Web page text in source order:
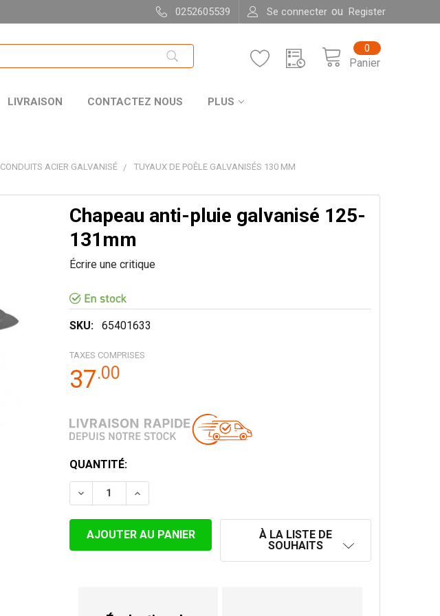
0252605539 Se connecter ou Register
Panier
0
LIVRAISON CONTACTEZ NOUS PLUS
CONDUITS ACIER GALVANISÉ
TUYAUX DE POÊLE GALVANISÉS 130 MM
Chapeau anti-pluie galvanisé 125-
131mm
Écrire une critique
SKU: 65401633
TAXES COMPRISES
37.00
STOCK
ACTUEL:
QUANTITÉ:
DIMINUER LA QUANTITÉ DE CHAPEAU ANTI-PLUIE GALVANISÉ 125-
AUGMENTER LA QUANTITÉ DE CHAPEAU ANTI-PLUIE
À LA LISTE DE
SOUHAITS